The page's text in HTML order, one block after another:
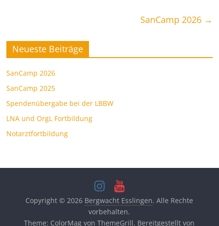
SanCamp 2026 →
Neueste Beiträge
SanCamp 2026
SanCamp 2025
Spendenübergabe bei der LBBW
LNA und OrgL Fortbildung
Notarztfortbildung
Copyright © 2026 Bergwacht Esslingen. Alle Rechte
vorbehalten.
Theme: ColorMag von ThemeGrill. Bereitgestellt von